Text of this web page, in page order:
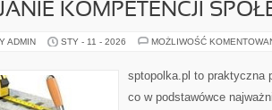
KOMPETENCJI
ADMIN STY - 11 - 2026 MOŻLIWOŚĆ
sptopolka.pl to praktyczna
co w podstawówce